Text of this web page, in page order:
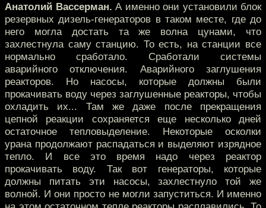
Анатолий Вассерман. А именно они установили блок
резервных дизель-генераторов в таком месте, где до
него могла достать та же волна цунами, что
захлестнула саму станцию. То есть, на станции все
нормально сработало. Сработали системы
аварийного отключения. Аварийного заглушения
реакторов. Но насосы, которые должны были
прокачивать воду через заглушенные реакторы, чтобы
охладить их... Там же даже после прекращения
цепной реакции сохраняется еще несколько дней
остаточное тепловыделение. Некоторые осколки
урана продолжают распадаться и выделяют изрядное
тепло. И все это время надо через реактор
прокачивать воду. Так вот генераторы, которые
должны питать эти насосы, захлестнуло той же
волной. И они просто не могли запуститься. И именно